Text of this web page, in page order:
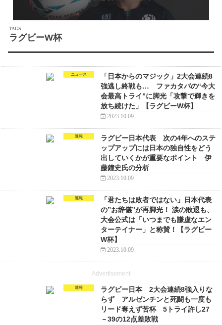
ラグビーW杯
ニュース
「日本からのマジック」2大会連続8
強逃し終戦も… ファカタバの“今大
会最高トライ”に脚光「攻撃で輝きを
放ち続けた」【ラグビーW杯】
2023.10.09
速報
ラグビー日本代表 次の4年へのステ
ップアップには日本の独自性をどう
出していくかが重要なポイント 伊
藤鐘史氏の分析
2023.10.09
速報
「君たちは敗者ではない」日本代表
の”お辞儀”が再脚光！ 涙の敗退も、
大会公式は「いつまでも謙虚なエン
ターテイナー」と称賛！【ラグビー
W杯】
2023.10.09
Advertisement
速報
ラグビー日本 2大会連続8強入りな
らず アルゼンチンと死闘も一度も
リード奪えず苦杯 5トライ許し27
－39の12点差敗戦